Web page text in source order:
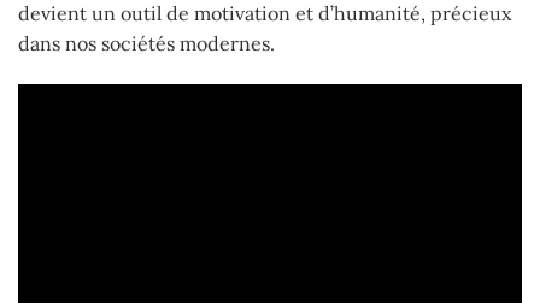
devient un outil de motivation et d’humanité, précieux
dans nos sociétés modernes.